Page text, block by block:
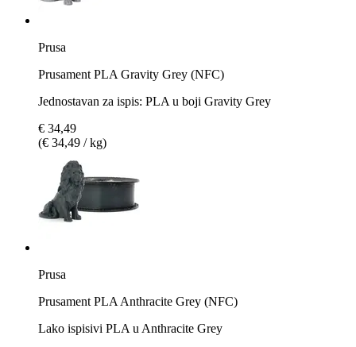
Prusa
Prusament PLA Gravity Grey (NFC)
Jednostavan za ispis: PLA u boji Gravity Grey
€ 34,49
(€ 34,49 / kg)
Prusa
Prusament PLA Anthracite Grey (NFC)
Lako ispisivi PLA u Anthracite Grey